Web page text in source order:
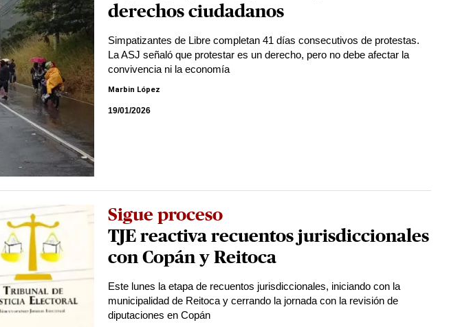
derechos ciudadanos
Simpatizantes de Libre completan 41 días consecutivos de protestas.
La ASJ señaló que protestar es un derecho, pero no debe afectar la
convivencia ni la economía
Marbin López
19/01/2026
Sigue proceso
TJE reactiva recuentos jurisdiccionales
con Copán y Reitoca
Este lunes la etapa de recuentos jurisdiccionales, iniciando con la
municipalidad de Reitoca y cerrando la jornada con la revisión de
diputaciones en Copán